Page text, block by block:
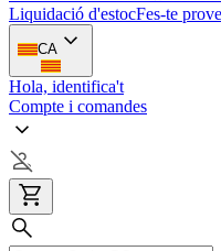
Liquidació d'estocFes-te
CA
Hola, identifica't
Compte i comandes